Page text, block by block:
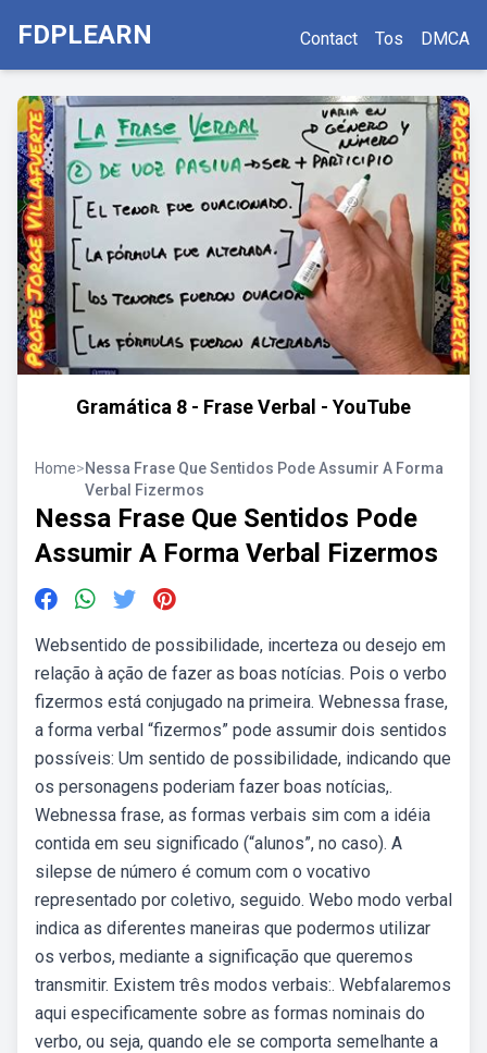
FDPLEARN Contact Tos DMCA
Gramática 8 - Frase Verbal - YouTube
Home>Nessa Frase Que Sentidos Pode Assumir A Forma
Verbal Fizermos
Nessa Frase Que Sentidos Pode
Assumir A Forma Verbal Fizermos
Websentido de possibilidade, incerteza ou desejo em
relação à ação de fazer as boas notícias. Pois o verbo
fizermos está conjugado na primeira. Webnessa frase,
a forma verbal “fizermos” pode assumir dois sentidos
possíveis: Um sentido de possibilidade, indicando que
os personagens poderiam fazer boas notícias,.
Webnessa frase, as formas verbais sim com a idéia
contida em seu significado (“alunos”, no caso). A
silepse de número é comum com o vocativo
representado por coletivo, seguido. Webo modo verbal
indica as diferentes maneiras que podermos utilizar
os verbos, mediante a significação que queremos
transmitir. Existem três modos verbais:. Webfalaremos
aqui especificamente sobre as formas nominais do
verbo, ou seja, quando ele se comporta semelhante a